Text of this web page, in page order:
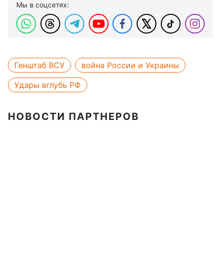
Мы в соцсетях:
Генштаб ВСУ
война России и Украины
Удары вглубь РФ
НОВОСТИ ПАРТНЕРОВ